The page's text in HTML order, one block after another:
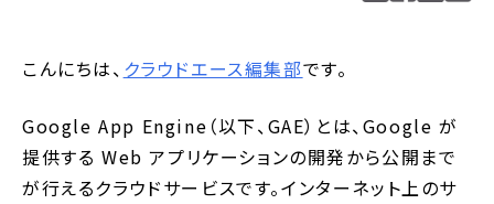
こんにちは、 クラウドエース編集部です。
Google App Engine（以下、GAE）とは、Google が
提供する Web アプリケーションの開発から公開まで
が行えるクラウドサービスです。インターネット上のサ